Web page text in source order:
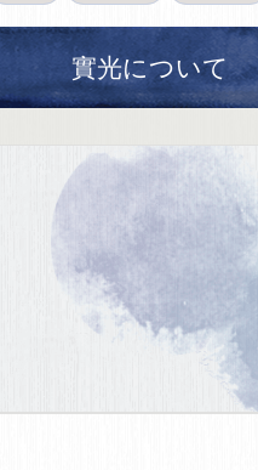
實光について